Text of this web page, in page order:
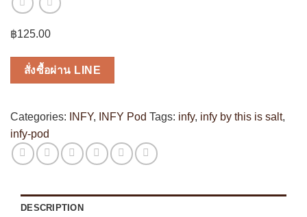
฿125.00
สั่งซื้อผ่าน LINE
Categories: INFY, INFY Pod Tags: infy, infy by this is salt,
infy-pod
DESCRIPTION